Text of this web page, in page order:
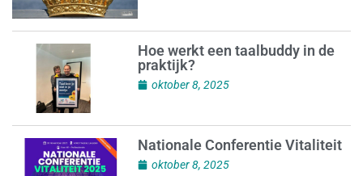
Hoe werkt een taalbuddy in de
praktijk?
oktober 8, 2025
Nationale Conferentie Vitaliteit
oktober 8, 2025